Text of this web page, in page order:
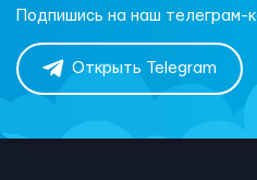
Подпишись на наш телеграм-
Открыть Telegram